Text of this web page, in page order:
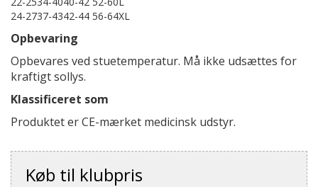
24-2737-4342-44 56-64XL
Opbevaring
Opbevares ved stuetemperatur. Må ikke udsættes for
kraftigt sollys.
Klassificeret som
Produktet er CE-mærket medicinsk udstyr.
Køb til klubpris